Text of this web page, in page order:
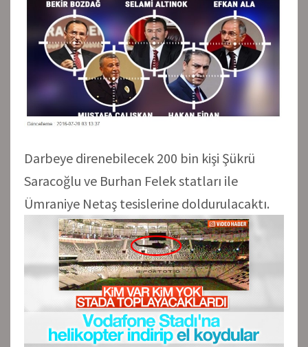
Darbeye direnebilecek 200 bin kişi Şükrü
Saracoğlu ve Burhan Felek statları ile
Ümraniye Netaş tesislerine doldurulacaktı.